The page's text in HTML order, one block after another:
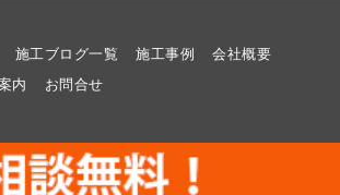
施工ブログ一覧 施工事例
会社概要
内 お問合せ
岡市でリフォームのことなら想いを形に工房へ |